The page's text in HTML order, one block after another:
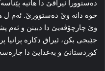
خوه‌ دانه‌ وێ ده‌ستوورێ. ئه‌م ل
وێ چارچۆڤه‌یێ دا دبینن و ئه‌م
جێبجی بکن، ئیراق دکاره‌ پرانیا
کوردستانێ و به‌غدایێ دا